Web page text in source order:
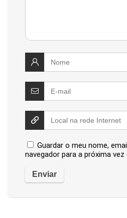
Guardar o meu nome,
navegador para a próxima